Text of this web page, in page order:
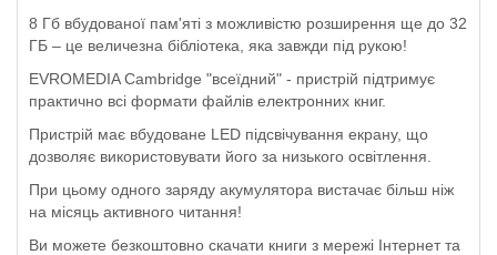
8 Гб вбудованої пам'яті з можливістю розширення ще до 32
ГБ – це величезна бібліотека, яка завжди під рукою!
EVROMEDIA Cambridge "всеїдний" - пристрій підтримує
практично всі формати файлів електронних книг.
Пристрій має вбудоване LED підсвічування екрану, що
дозволяє використовувати його за низького освітлення.
При цьому одного заряду акумулятора вистачає більш ніж
на місяць активного читання!
Ви можете безкоштовно скачати книги з мережі Інтернет та